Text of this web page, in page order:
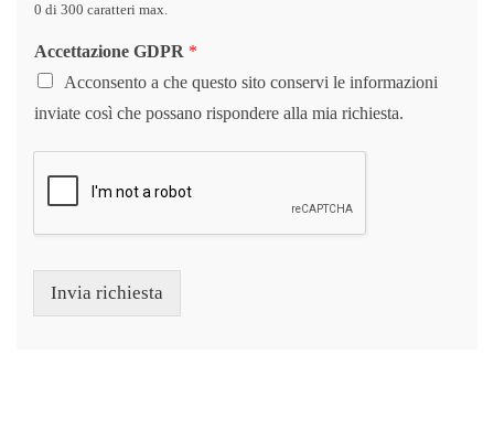
0 di 300 caratteri max.
Accettazione GDPR *
Acconsento a che questo sito conservi le informazioni
inviate così che possano rispondere alla mia richiesta.
Invia richiesta